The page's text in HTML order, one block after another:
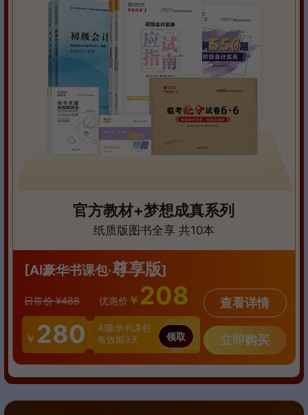
官方教材+梦想成真系列
纸质版图书全享 共10本
[AI豪华书课包·尊享版]
日常价 ¥488优惠价 ￥ 208
￥ 280
AI豪华书课包
有效期3天
领取
查看详情
立即购买